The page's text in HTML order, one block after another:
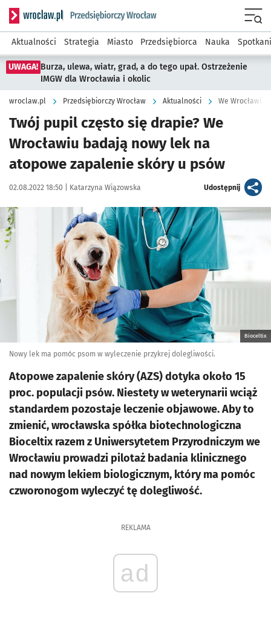
Serwis informacyjny wroclaw.pl podserwis: Strategia
Aktualności Strategia Miasto Przedsiębiorca Nauka
UWAGA! Burza, ulewa, wiatr, grad, a do tego upał. Ostrzeżenie
IMGW dla Wrocławia i okolic
wroclaw.pl Przedsiębiorczy Wrocław Aktualności We Wrocławiu
Twój pupil często się drapie? We
Wrocławiu badają nowy lek na
atopowe zapalenie skóry u psów
Data publikacji:
02.08.2022 18:50 | Autor:
Katarzyna Wiązowska Udostępnijartykuł
Kliknij, aby powiększyć
Bioceltix
Nowy lek ma pomóc psom w wyleczenie przykrej dolegliwości.
Atopowe zapalenie skóry (AZS) dotyka około 15
proc. populacji psów. Niestety w weterynarii wciąż
standardem pozostaje leczenie objawowe. Aby to
zmienić, wrocławska spółka biotechnologiczna
Bioceltix razem z Uniwersytetem Przyrodniczym we
Wrocławiu prowadzi pilotaż badania klinicznego
nad nowym lekiem biologicznym, który ma pomóc
czworonogom wyleczyć tę dolegliwość.
REKLAMA
ad